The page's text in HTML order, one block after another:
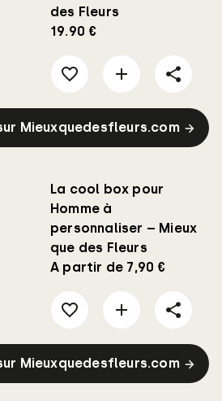
des Fleurs
19.90 €
Mieuxquedesfleurs.com
La cool box pour
Homme à
personnaliser – Mieux
que des Fleurs
A partir de 7,90 €
Mieuxquedesfleurs.com